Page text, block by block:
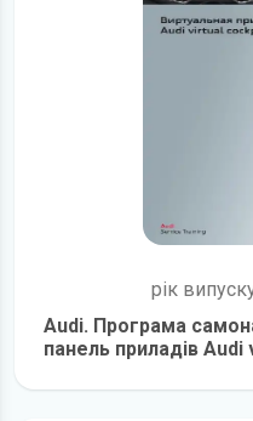
рік
Audi. Програма
панель приладів